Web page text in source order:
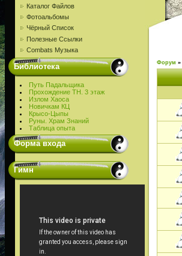
Каталог Файлов
Фотоальбомы
Чёрный Список
Полезные Ссылки
Combats Музыка
Библиотека
Путь Падальщика
Прохождение ТН. 3 этаж
Излом Хаоса
Новичкам КЦ
Крысо-Цыпы
Руны. Храм Знаний
Таблица опыта
Форма входа
Гимн
Форум »